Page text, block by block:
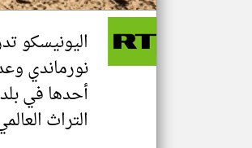
اليونيسكو
نورماندي
أحدها في
التراث